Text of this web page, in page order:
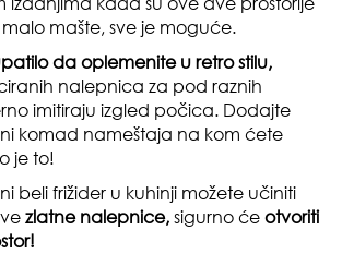
mašte, sve je moguće.
da oplemenite u retro stilu,
nalepnica za pod raznih
imitiraju izgled počica. Dodajte
komad nameštaja na kom ćete
je to!
beli frižider u kuhinji možete učiniti
zlatne nalepnice, sigurno će otvoriti